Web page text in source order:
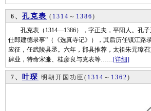
6、 孔克表 ( 1314 ～ 1386)
孔克表（1314—1386），字正夫，平阳人。孔子
仕郎建德录事”（《选真寺记》），其后历任镇江路
应征，任武陵县丞。六年，郡县推荐，太祖朱元璋
肄业，特命宋濂、桂彦良与克表等……[详细]
7、 叶琛 明朝开国功臣 ( 1314 ～ 1362)